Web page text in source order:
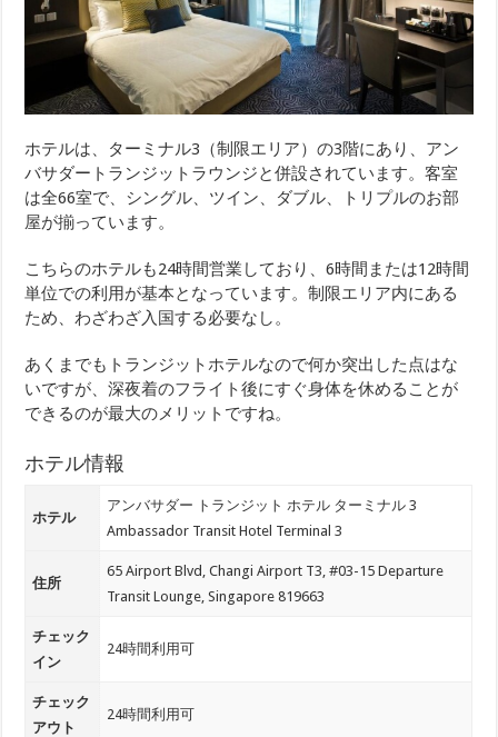
ホテルは、ターミナル3（制限エリア）の3階にあり、アン
バサダートランジットラウンジと併設されています。客室
は全66室で、シングル、ツイン、ダブル、トリプルのお部
屋が揃っています。
こちらのホテルも24時間営業しており、6時間または12時間
単位での利用が基本となっています。制限エリア内にある
ため、わざわざ入国する必要なし。
あくまでもトランジットホテルなので何か突出した点はな
いですが、深夜着のフライト後にすぐ身体を休めることが
できるのが最大のメリットですね。
ホテル情報
ホテル
アンバサダー トランジット ホテル ターミナル 3
Ambassador Transit Hotel Terminal 3
住所
65 Airport Blvd, Changi Airport T3, #03-15 Departure
Transit Lounge, Singapore 819663
チェック
イン
24時間利用可
チェック
アウト
24時間利用可